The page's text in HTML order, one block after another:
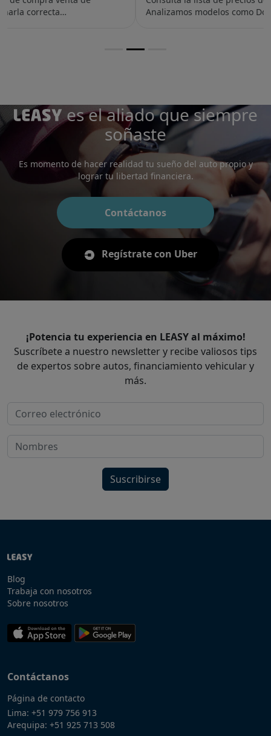
Analizamos modelos como Dolphin, S…
es el aliado que siempre
soñaste
Es momento de hacer realidad tu sueño del auto propio y
lograr tu libertad financiera.
Contáctanos
Regístrate con Uber
¡Potencia tu experiencia en LEASY al máximo!
Suscríbete a nuestro newsletter y recibe valiosos tips
de expertos sobre autos, financiamiento vehicular y
más.
Suscribirse
Blog
Trabaja con nosotros
Sobre nosotros
Contáctanos
Página de contacto
Lima: +51 979 756 913
Arequipa: +51 925 713 508